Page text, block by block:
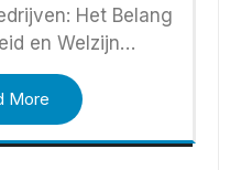
Het Belang
en Welzijn…
More